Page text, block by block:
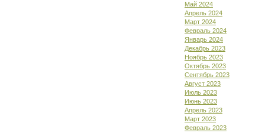
Май 2024
Апрель 2024
Март 2024
Февраль 2024
Январь 2024
Декабрь 2023
Ноябрь 2023
Октябрь 2023
Сентябрь 2023
Август 2023
Июль 2023
Июнь 2023
Апрель 2023
Март 2023
Февраль 2023